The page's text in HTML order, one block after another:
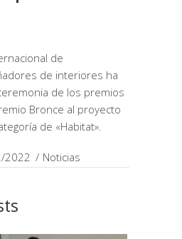
de
de interiores ha
de los premios
Bronce al proyecto
de «Habitat».
2022 Noticias